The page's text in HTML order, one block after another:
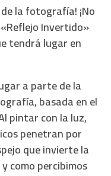
la fotografía! ¡No
Invertido»
tendrá lugar en
a parte de la
basada en el
pintar con la luz,
penetran por
que invierte la
como percibimos